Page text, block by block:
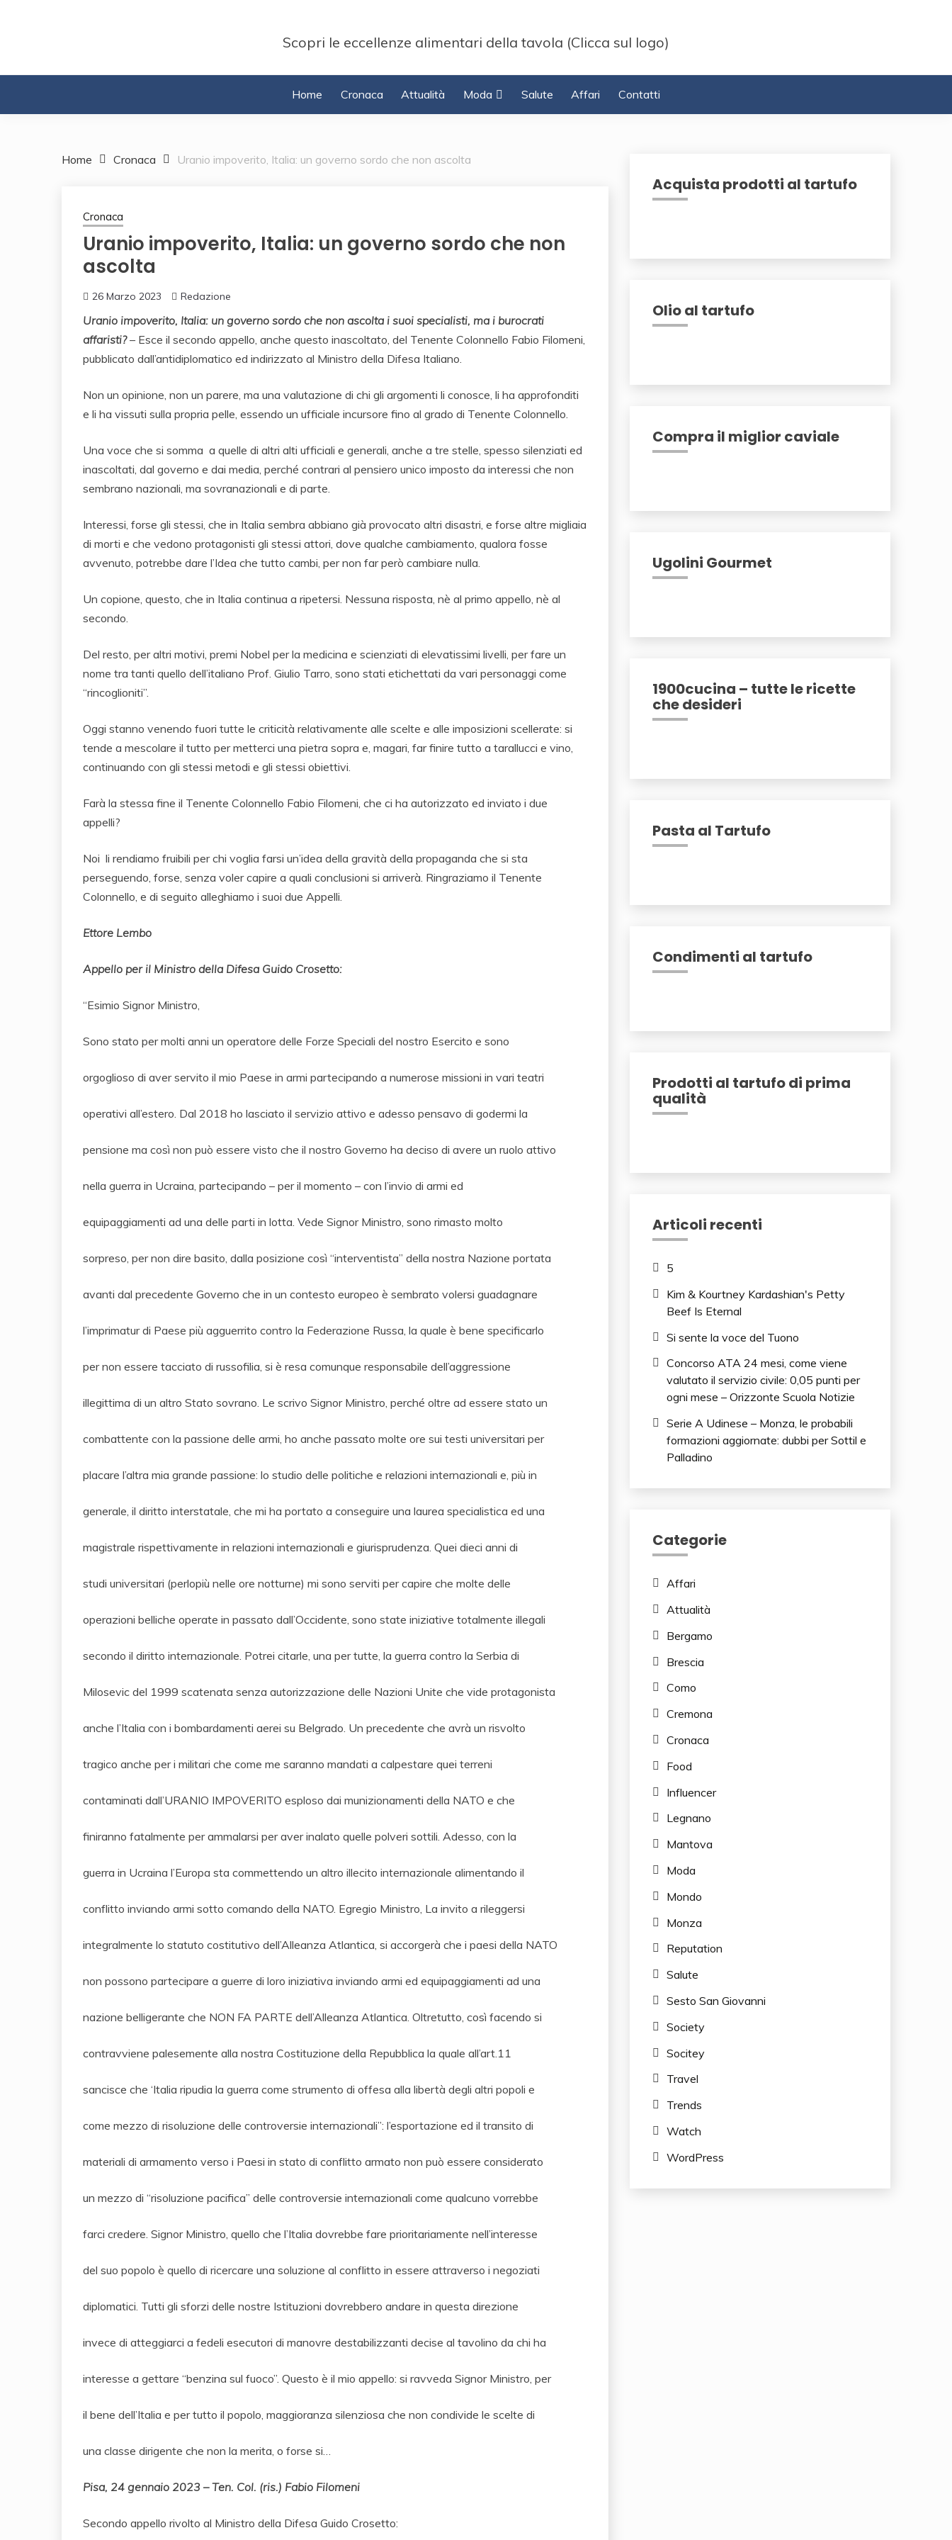
Scopri le eccellenze alimentari della tavola (Clicca sul logo)
Home Cronaca Attualità Moda Salute Affari Contatti
Home Cronaca Uranio impoverito, Italia: un governo sordo che non ascolta
Cronaca
Uranio impoverito, Italia: un governo sordo che non
ascolta
26 Marzo 2023 Redazione
Uranio impoverito, Italia: un governo sordo che non ascolta i suoi specialisti, ma i burocrati
affaristi?– Esce il secondo appello, anche questo inascoltato, del Tenente Colonnello Fabio Filomeni,
pubblicato dall’antidiplomatico ed indirizzato al Ministro della Difesa Italiano.
Non un opinione, non un parere, ma una valutazione di chi gli argomenti li conosce, li ha approfonditi
e li ha vissuti sulla propria pelle, essendo un ufficiale incursore fino al grado di Tenente Colonnello.
Una voce che si somma a quelle di altri alti ufficiali e generali, anche a tre stelle, spesso silenziati ed
inascoltati, dal governo e dai media, perché contrari al pensiero unico imposto da interessi che non
sembrano nazionali, ma sovranazionali e di parte.
Interessi, forse gli stessi, che in Italia sembra abbiano già provocato altri disastri, e forse altre migliaia
di morti e che vedono protagonisti gli stessi attori, dove qualche cambiamento, qualora fosse
avvenuto, potrebbe dare l’Idea che tutto cambi, per non far però cambiare nulla.
Un copione, questo, che in Italia continua a ripetersi. Nessuna risposta, nè al primo appello, nè al
secondo.
Del resto, per altri motivi, premi Nobel per la medicina e scienziati di elevatissimi livelli, per fare un
nome tra tanti quello dell’italiano Prof. Giulio Tarro, sono stati etichettati da vari personaggi come
“rincoglioniti”.
Oggi stanno venendo fuori tutte le criticità relativamente alle scelte e alle imposizioni scellerate: si
tende a mescolare il tutto per metterci una pietra sopra e, magari, far finire tutto a tarallucci e vino,
continuando con gli stessi metodi e gli stessi obiettivi.
Farà la stessa fine il Tenente Colonnello Fabio Filomeni, che ci ha autorizzato ed inviato i due
appelli?
Noi li rendiamo fruibili per chi voglia farsi un’idea della gravità della propaganda che si sta
perseguendo, forse, senza voler capire a quali conclusioni si arriverà. Ringraziamo il Tenente
Colonnello, e di seguito alleghiamo i suoi due Appelli.
Ettore Lembo
Appello per il Ministro della Difesa Guido Crosetto:
“Esimio Signor Ministro,
Sono stato per molti anni un operatore delle Forze Speciali del nostro Esercito e sono
orgoglioso di aver servito il mio Paese in armi partecipando a numerose missioni in vari teatri
operativi all’estero. Dal 2018 ho lasciato il servizio attivo e adesso pensavo di godermi la
pensione ma così non può essere visto che il nostro Governo ha deciso di avere un ruolo attivo
nella guerra in Ucraina, partecipando – per il momento – con l’invio di armi ed
equipaggiamenti ad una delle parti in lotta. Vede Signor Ministro, sono rimasto molto
sorpreso, per non dire basito, dalla posizione così “interventista” della nostra Nazione portata
avanti dal precedente Governo che in un contesto europeo è sembrato volersi guadagnare
l’imprimatur di Paese più agguerrito contro la Federazione Russa, la quale è bene specificarlo
per non essere tacciato di russofilia, si è resa comunque responsabile dell’aggressione
illegittima di un altro Stato sovrano. Le scrivo Signor Ministro, perché oltre ad essere stato un
combattente con la passione delle armi, ho anche passato molte ore sui testi universitari per
placare l’altra mia grande passione: lo studio delle politiche e relazioni internazionali e, più in
generale, il diritto interstatale, che mi ha portato a conseguire una laurea specialistica ed una
magistrale rispettivamente in relazioni internazionali e giurisprudenza. Quei dieci anni di
studi universitari (perlopiù nelle ore notturne) mi sono serviti per capire che molte delle
operazioni belliche operate in passato dall’Occidente, sono state iniziative totalmente illegali
secondo il diritto internazionale. Potrei citarle, una per tutte, la guerra contro la Serbia di
Milosevic del 1999 scatenata senza autorizzazione delle Nazioni Unite che vide protagonista
anche l’Italia con i bombardamenti aerei su Belgrado. Un precedente che avrà un risvolto
tragico anche per i militari che come me saranno mandati a calpestare quei terreni
contaminati dall’URANIO IMPOVERITO esploso dai munizionamenti della NATO e che
finiranno fatalmente per ammalarsi per aver inalato quelle polveri sottili. Adesso, con la
guerra in Ucraina l’Europa sta commettendo un altro illecito internazionale alimentando il
conflitto inviando armi sotto comando della NATO. Egregio Ministro, La invito a rileggersi
integralmente lo statuto costitutivo dell’Alleanza Atlantica, si accorgerà che i paesi della NATO
non possono partecipare a guerre di loro iniziativa inviando armi ed equipaggiamenti ad una
nazione belligerante che NON FA PARTE dell’Alleanza Atlantica. Oltretutto, così facendo si
contravviene palesemente alla nostra Costituzione della Repubblica la quale all’art.11
sancisce che ‘Italia ripudia la guerra come strumento di offesa alla libertà degli altri popoli e
come mezzo di risoluzione delle controversie internazionali”: l’esportazione ed il transito di
materiali di armamento verso i Paesi in stato di conflitto armato non può essere considerato
un mezzo di “risoluzione pacifica” delle controversie internazionali come qualcuno vorrebbe
farci credere. Signor Ministro, quello che l’Italia dovrebbe fare prioritariamente nell’interesse
del suo popolo è quello di ricercare una soluzione al conflitto in essere attraverso i negoziati
diplomatici. Tutti gli sforzi delle nostre Istituzioni dovrebbero andare in questa direzione
invece di atteggiarci a fedeli esecutori di manovre destabilizzanti decise al tavolino da chi ha
interesse a gettare “benzina sul fuoco”. Questo è il mio appello: si ravveda Signor Ministro, per
il bene dell’Italia e per tutto il popolo, maggioranza silenziosa che non condivide le scelte di
una classe dirigente che non la merita, o forse si…
Pisa, 24 gennaio 2023 – Ten. Col. (ris.) Fabio Filomeni
Secondo appello rivolto al Ministro della Difesa Guido Crosetto:
Acquista prodotti al tartufo
Olio al tartufo
Compra il miglior caviale
Ugolini Gourmet
1900cucina – tutte le ricette
che desideri
Pasta al Tartufo
Condimenti al tartufo
Prodotti al tartufo di prima
qualità
Articoli recenti
5
Kim & Kourtney Kardashian's Petty
Beef Is Eternal
Si sente la voce del Tuono
Concorso ATA 24 mesi, come viene
valutato il servizio civile: 0,05 punti per
ogni mese – Orizzonte Scuola Notizie
Serie A Udinese – Monza, le probabili
formazioni aggiornate: dubbi per Sottil e
Palladino
Categorie
Affari
Attualità
Bergamo
Brescia
Como
Cremona
Cronaca
Food
Influencer
Legnano
Mantova
Moda
Mondo
Monza
Reputation
Salute
Sesto San Giovanni
Society
Socitey
Travel
Trends
Watch
WordPress